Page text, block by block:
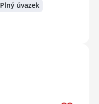
Plný úvazek